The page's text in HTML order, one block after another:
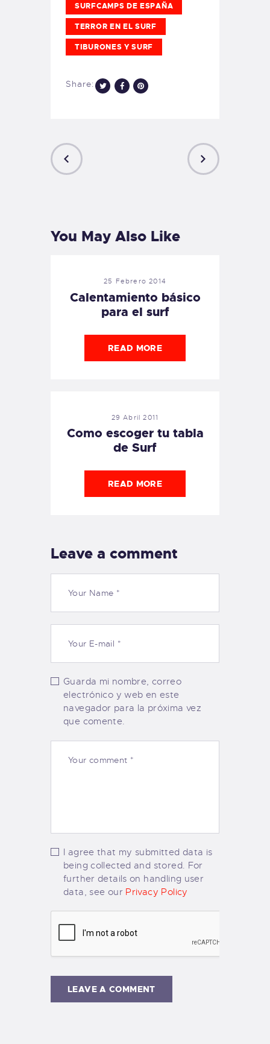
SURFCAMPS DE ESPAÑA
TERROR EN EL SURF
TIBURONES Y SURF
Share:
You May Also Like
25 Febrero 2014
Calentamiento básico
para el surf
READ MORE
29 Abril 2011
Como escoger tu tabla
de Surf
READ MORE
Leave a comment
Guarda mi nombre, correo
electrónico y web en este
navegador para la próxima vez
que comente.
I agree that my submitted data is
being collected and stored. For
further details on handling user
data, see our Privacy Policy